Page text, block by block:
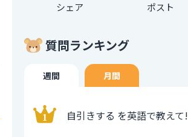
シェア ポスト
質問ランキング
週間 月間
自引きする を英語で教えて!